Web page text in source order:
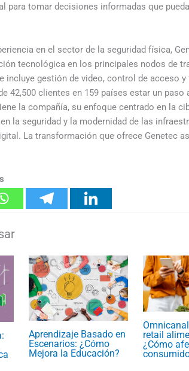
para tomar decisiones informadas que
en el sector de la seguridad física,
tecnológica en los principales nodos de
incluye gestión de video, control de acceso
42,500 clientes en 159 países estar un paso
la compañía, su enfoque centrado en la
la seguridad y la modernidad de las
La transformación que ofrece Genetec
Aprendizaje Basado en
Escenarios: ¿Cómo
Mejora la Educación?
retail
¿Cómo